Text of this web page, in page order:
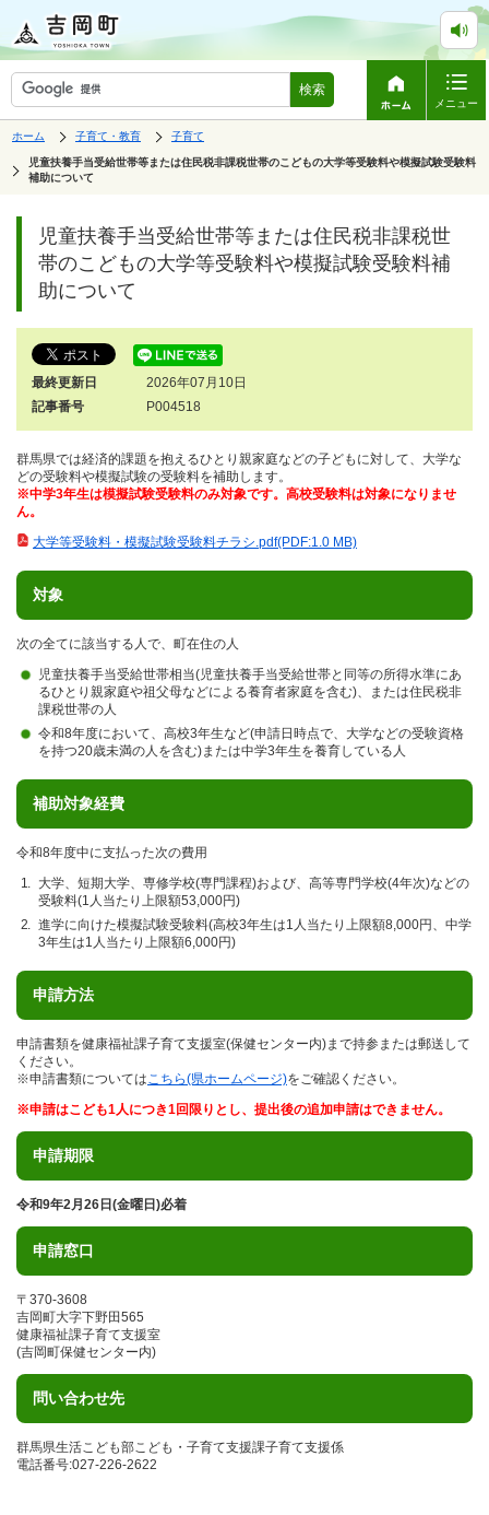
検索
メニュー
表
ペ
は、
ホーム
の
中
の
子育て・教育
の
中
の
子育て
の
中
児童扶養手当受給世帯等または住民税非課税世帯のこどもの大学等受験料や模擬試験受験料
補助について
す。
文
で
す。
児童扶養手当受給世帯等または住民税非課税世
帯のこどもの大学等受験料や模擬試験受験料補
助について
最終更新日
2026年07月10日
記事番号
P004518
群馬県では経済的課題を抱えるひとり親家庭などの子どもに対して、大学な
どの受験料や模擬試験の受験料を補助します。
※中学3年生は模擬試験受験料のみ対象です。高校受験料は対象になりませ
ん。
大学等受験料・模擬試験受験料チラシ.pdf(PDF:1.0 MB)
対象
次の全てに該当する人で、町在住の人
児童扶養手当受給世帯相当(児童扶養手当受給世帯と同等の所得水準にあ
るひとり親家庭や祖父母などによる養育者家庭を含む)、または住民税非
課税世帯の人
令和8年度において、高校3年生など(申請日時点で、大学などの受験資格
を持つ20歳未満の人を含む)または中学3年生を養育している人
補助対象経費
令和8年度中に支払った次の費用
大学、短期大学、専修学校(専門課程)および、高等専門学校(4年次)などの
受験料(1人当たり上限額53,000円)
進学に向けた模擬試験受験料(高校3年生は1人当たり上限額8,000円、中学
3年生は1人当たり上限額6,000円)
申請方法
申請書類を健康福祉課子育て支援室(保健センター内)まで持参または郵送して
ください。
※申請書類についてはこちら(県ホームページ)をご確認ください。
※申請はこども1人につき1回限りとし、提出後の追加申請はできません。
申請期限
令和9年2月26日(金曜日)必着
申請窓口
〒370-3608
吉岡町大字下野田565
健康福祉課子育て支援室
(吉岡町保健センター内)
問い合わせ先
群馬県生活こども部こども・子育て支援課子育て支援係
電話番号:027-226-2622